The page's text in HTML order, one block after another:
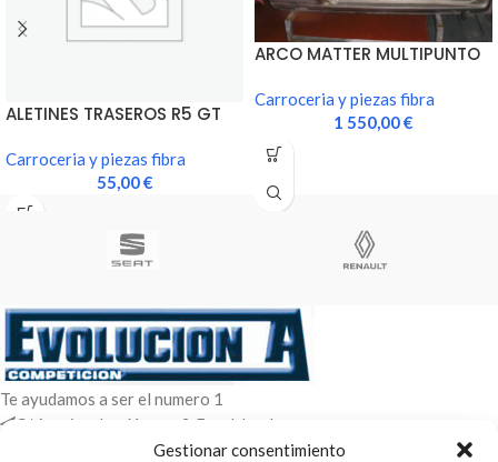
Gestionar consentimiento
ALETINES TRASEROS R5 GT
Carroceria y piezas fibra
55,00€
ARCO MATTER MULTIPUNTO
Carroceria y piezas fibra
1 550,00€
Te ayudamos a ser el numero 1
C/ Arquimedes 61 nave 2. Fuenlabrada
WhatsApp +34 670604426